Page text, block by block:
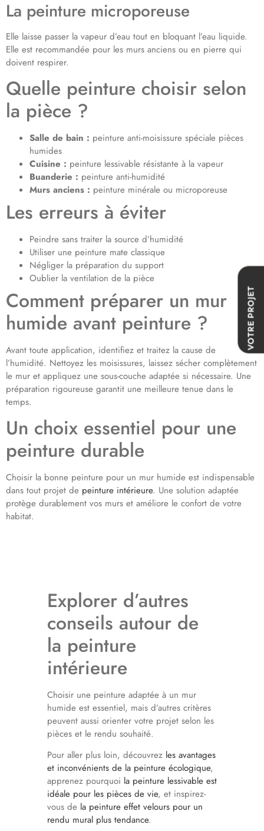
VOTRE PROJET
La peinture microporeuse
Elle laisse passer la vapeur d’eau tout en bloquant l’eau liquide.
Elle est recommandée pour les murs anciens ou en pierre qui
doivent respirer.
Quelle peinture choisir selon
la pièce ?
Salle de bain : peinture anti-moisissure spéciale pièces
humides
Cuisine : peinture lessivable résistante à la vapeur
Buanderie : peinture anti-humidité
Murs anciens : peinture minérale ou microporeuse
Les erreurs à éviter
Peindre sans traiter la source d’humidité
Utiliser une peinture mate classique
Négliger la préparation du support
Oublier la ventilation de la pièce
Comment préparer un mur
humide avant peinture ?
Avant toute application, identifiez et traitez la cause de
l’humidité. Nettoyez les moisissures, laissez sécher complètement
le mur et appliquez une sous-couche adaptée si nécessaire. Une
préparation rigoureuse garantit une meilleure tenue dans le
temps.
Un choix essentiel pour une
peinture durable
Choisir la bonne peinture pour un mur humide est indispensable
dans tout projet de peinture intérieure. Une solution adaptée
protège durablement vos murs et améliore le confort de votre
habitat.
Explorer d’autres
conseils autour de
la peinture
intérieure
Choisir une peinture adaptée à un mur
humide est essentiel, mais d’autres critères
peuvent aussi orienter votre projet selon les
pièces et le rendu souhaité.
Pour aller plus loin, découvrez les avantages
et inconvénients de la peinture écologique,
apprenez pourquoi la peinture lessivable est
idéale pour les pièces de vie, et inspirez-
vous de la peinture effet velours pour un
rendu mural plus tendance.